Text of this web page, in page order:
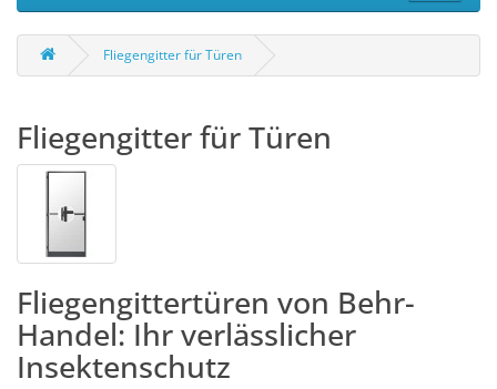
Fliegengitter für Türen
Fliegengitter für Türen
Fliegengittertüren von Behr-
Handel: Ihr verlässlicher
Insektenschutz